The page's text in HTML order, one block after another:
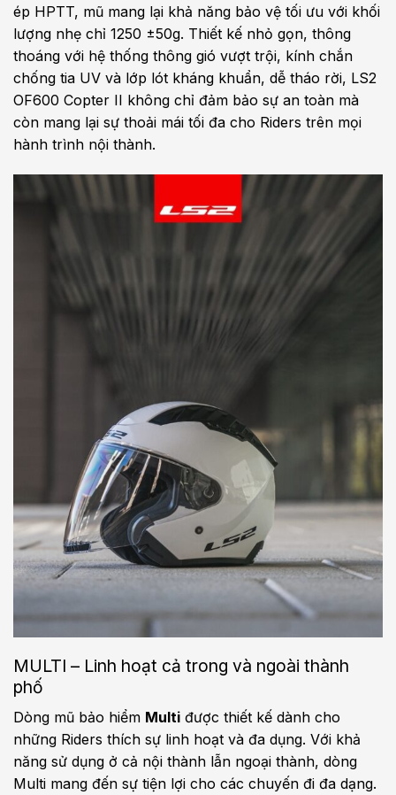
ép HPTT, mũ mang lại khả năng bảo vệ tối ưu với khối
lượng nhẹ chỉ 1250 ±50g. Thiết kế nhỏ gọn, thông
thoáng với hệ thống thông gió vượt trội, kính chắn
chống tia UV và lớp lót kháng khuẩn, dễ tháo rời, LS2
OF600 Copter II không chỉ đảm bảo sự an toàn mà
còn mang lại sự thoải mái tối đa cho Riders trên mọi
hành trình nội thành.
MULTI – Linh hoạt cả trong và ngoài thành
phố
Dòng mũ bảo hiểm Multi được thiết kế dành cho
những Riders thích sự linh hoạt và đa dụng. Với khả
năng sử dụng ở cả nội thành lẫn ngoại thành, dòng
Multi mang đến sự tiện lợi cho các chuyến đi đa dạng.